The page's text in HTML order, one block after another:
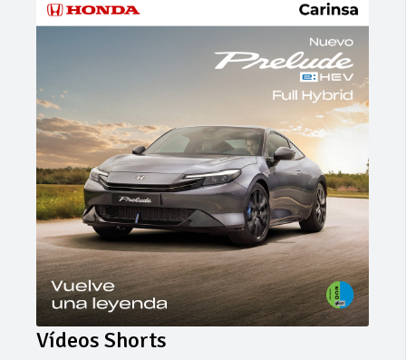
Vídeos Shorts